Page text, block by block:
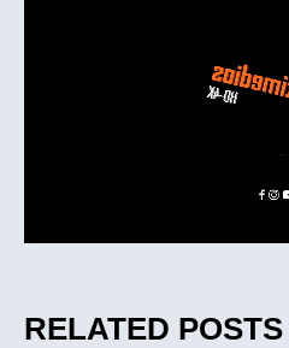
RELATED POSTS